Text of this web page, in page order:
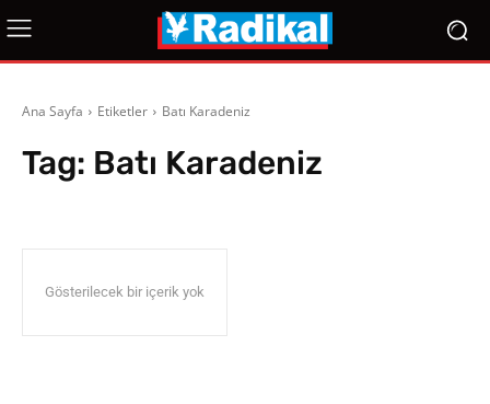
Ana Sayfa Etiketler Batı Karadeniz
Tag: Batı Karadeniz
Gösterilecek bir içerik yok